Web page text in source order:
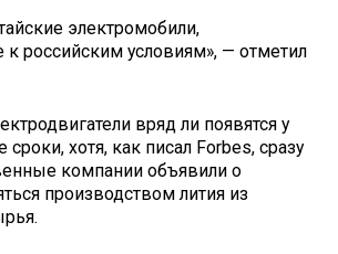
электромобили,
российским условиям», — отметил
вряд ли появятся у
хотя, как писал Forbes, сразу
компании объявили о
производством лития из